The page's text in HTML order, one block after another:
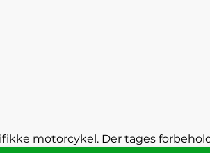
motorcykel. Der tages